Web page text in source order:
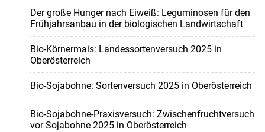
Der große Hunger nach Eiweiß: Leguminosen für den
Frühjahrsanbau in der biologischen Landwirtschaft
Bio-Körnermais: Landessortenversuch 2025 in
Oberösterreich
Bio-Sojabohne: Sortenversuch 2025 in Oberösterreich
Bio-Sojabohne-Praxisversuch: Zwischenfruchtversuch
vor Sojabohne 2025 in Oberösterreich